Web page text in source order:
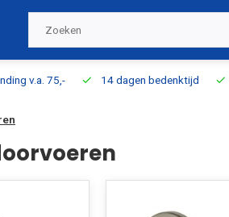
v.a. 75,- 14 dagen bedenktijd